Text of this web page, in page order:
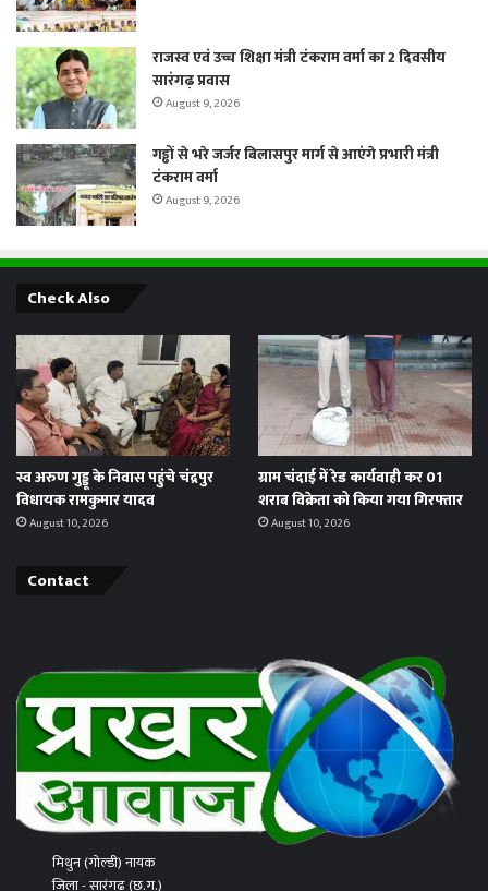
राजस्व एवं उच्च शिक्षा मंत्री टंकराम वर्मा का 2 दिवसीय
सारंगढ़ प्रवास
August 9, 2026
गड्ढों से भरे जर्जर बिलासपुर मार्ग से आएंगे प्रभारी मंत्री
टंकराम वर्मा
August 9, 2026
Check Also
स्व अरुण गुड्डू के निवास पहुंचे चंद्रपुर
विधायक रामकुमार यादव
August 10, 2026
ग्राम चंदाई में रेड कार्यवाही कर 01
शराब विक्रेता को किया गया गिरफ्तार
August 10, 2026
Contact
मिथुन (गोल्डी) नायक
जिला - सारंगढ़ (छ.ग.)